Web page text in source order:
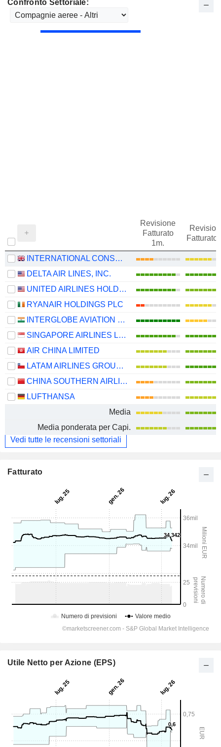
Confronto Settoriale:
Revisione
Fatturato
1m.
Fatturato
INTERNATIONAL CONSOLIDATED AIRLINES GROUP, S.A.
DELTA AIR LINES, INC.
UNITED AIRLINES HOLDINGS, INC.
RYANAIR HOLDINGS PLC
INTERGLOBE AVIATION LIMITED
SINGAPORE AIRLINES LIMITED
AIR CHINA LIMITED
LATAM AIRLINES GROUP S.A.
CHINA SOUTHERN AIRLINES COMPANY LIMITED
LUFTHANSA
Media
Media ponderata per Capi.
Vedi tutte le recensioni settoriali
Fatturato
Utile Netto per Azione (EPS)